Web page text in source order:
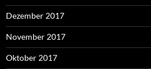
Dezember 2017
November 2017
Oktober 2017